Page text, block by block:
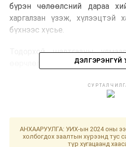
бүрэн чөлөөлсний дараа
харгалзан үзэж, хүлээцтэй
бүхнээс хүсье.
Тодорхой шалтгааны
өөрчлөлт орох тохиолдолд
ӨМНӨХ МЭДЭЭ
Цаг агаарын аюултай
ДЭЛГЭРЭНГҮЙ
АНХААРУУЛГА: УИХ-ын 2024 оны
холбогдох заалтын хүрээнд тус
түр хугацаанд